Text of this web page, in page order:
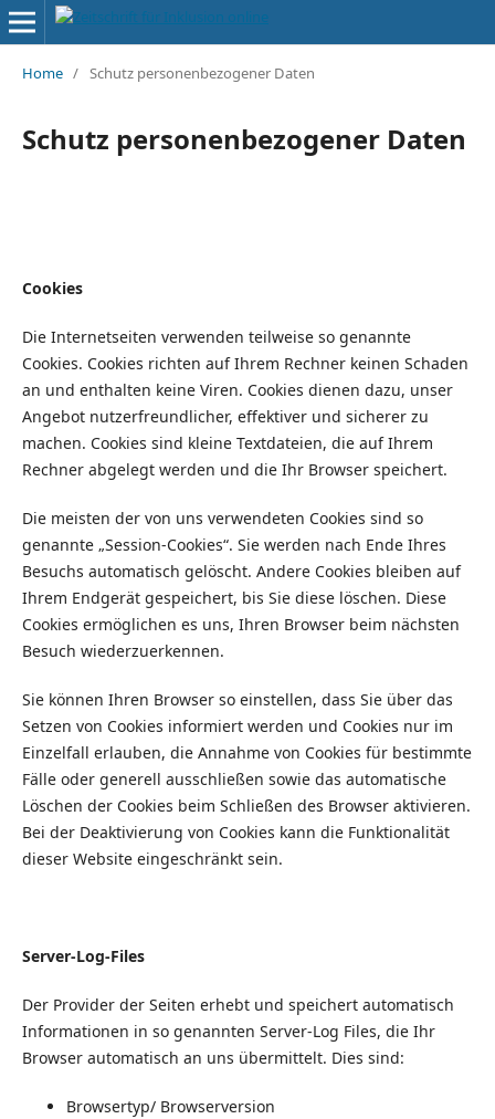
Home / Schutz personenbezogener Daten
Schutz personenbezogener Daten
Cookies
Die Internetseiten verwenden teilweise so genannte
Cookies. Cookies richten auf Ihrem Rechner keinen Schaden
an und enthalten keine Viren. Cookies dienen dazu, unser
Angebot nutzerfreundlicher, effektiver und sicherer zu
machen. Cookies sind kleine Textdateien, die auf Ihrem
Rechner abgelegt werden und die Ihr Browser speichert.
Die meisten der von uns verwendeten Cookies sind so
genannte „Session-Cookies“. Sie werden nach Ende Ihres
Besuchs automatisch gelöscht. Andere Cookies bleiben auf
Ihrem Endgerät gespeichert, bis Sie diese löschen. Diese
Cookies ermöglichen es uns, Ihren Browser beim nächsten
Besuch wiederzuerkennen.
Sie können Ihren Browser so einstellen, dass Sie über das
Setzen von Cookies informiert werden und Cookies nur im
Einzelfall erlauben, die Annahme von Cookies für bestimmte
Fälle oder generell ausschließen sowie das automatische
Löschen der Cookies beim Schließen des Browser aktivieren.
Bei der Deaktivierung von Cookies kann die Funktionalität
dieser Website eingeschränkt sein.
Server-Log-Files
Der Provider der Seiten erhebt und speichert automatisch
Informationen in so genannten Server-Log Files, die Ihr
Browser automatisch an uns übermittelt. Dies sind:
Browsertyp/ Browserversion